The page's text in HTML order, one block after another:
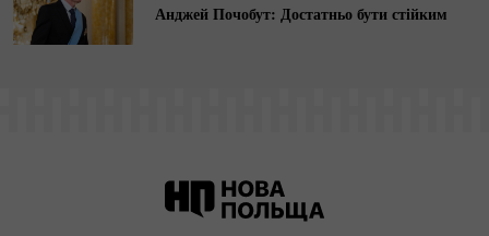
Анджей Почобут: Достатньо бути стійким